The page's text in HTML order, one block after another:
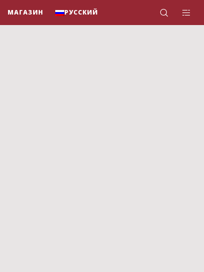
МАГАЗИН РУССКИЙ